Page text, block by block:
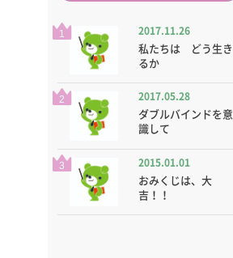
1 2017.11.26
私たちは どう生き
るか
2 2017.05.28
ダブルバインドを意
識して
3 2015.01.01
おみくじは、大
吉！！